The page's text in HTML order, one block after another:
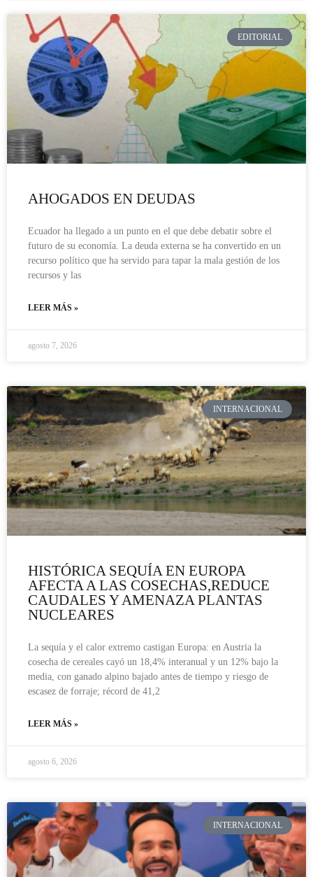
EDITORIAL
AHOGADOS EN DEUDAS
Ecuador ha llegado a un punto en el que debe debatir sobre el
futuro de su economía. La deuda externa se ha convertido en un
recurso político que ha servido para tapar la mala gestión de los
recursos y las
LEER MÁS »
agosto 7, 2026
INTERNACIONAL
HISTÓRICA SEQUÍA EN EUROPA
AFECTA A LAS COSECHAS,REDUCE
CAUDALES Y AMENAZA PLANTAS
NUCLEARES
La sequía y el calor extremo castigan Europa: en Austria la
cosecha de cereales cayó un 18,4% interanual y un 12% bajo la
media, con ganado alpino bajado antes de tiempo y riesgo de
escasez de forraje; récord de 41,2
LEER MÁS »
agosto 6, 2026
INTERNACIONAL